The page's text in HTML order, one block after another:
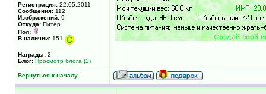
Регистрация: 22.05.2011
Сообщения: 112
Изображений: 9
Откуда: Питер
Пол:
В наличии: 151
Награды: 2
Блог: Просмотр блога (2)
Вернуться к началу